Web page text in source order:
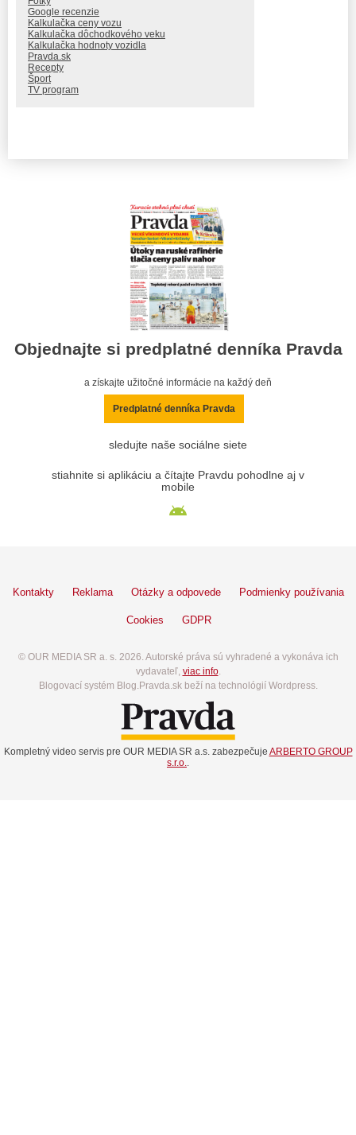
Google recenzie
Kalkulačka ceny vozu
Kalkulačka dôchodkového veku
Kalkulačka hodnoty vozidla
Pravda.sk
Recepty
Šport
TV program
Objednajte si predplatné denníka Pravda
a získajte užitočné informácie na každý deň
Predplatné denníka Pravda
sledujte naše sociálne siete
stiahnite si aplikáciu a čítajte Pravdu pohodlne aj v
mobile
Kontakty Reklama Otázky a odpovede Podmienky používania
Cookies GDPR
© OUR MEDIA SR a. s. 2026. Autorské práva sú vyhradené a vykonáva ich
vydavateľ, viac info.
Blogovací systém Blog.Pravda.sk beží na technológií Wordpress.
Kompletný video servis pre OUR MEDIA SR a.s. zabezpečuje ARBERTO GROUP
s.r.o.